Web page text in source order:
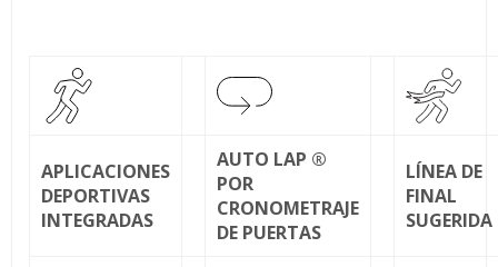
APLICACIONES
DEPORTIVAS
INTEGRADAS
AUTO LAP ®
POR
CRONOMETRAJE
DE PUERTAS
LÍNEA DE
FINAL
SUGERIDA